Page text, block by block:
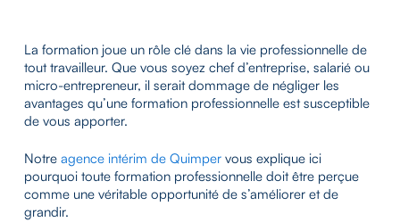
La formation joue un rôle clé dans la vie professionnelle de
tout travailleur. Que vous soyez chef d’entreprise, salarié ou
micro-entrepreneur, il serait dommage de négliger les
avantages qu’une formation professionnelle est susceptible
de vous apporter.
Notre agence intérim de Quimpervous explique ici
pourquoi toute formation professionnelle doit être perçue
comme une véritable opportunité de s’améliorer et de
grandir.